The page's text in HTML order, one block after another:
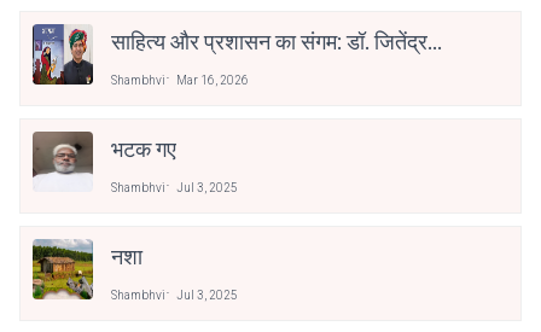
साहित्य और प्रशासन का संगम: डॉ. जितेंद्र
अकादेमी पुरस्कार
Shambhvi Mar 16, 2026
भटक गए
Shambhvi Jul 3, 2025
नशा
Shambhvi Jul 3, 2025